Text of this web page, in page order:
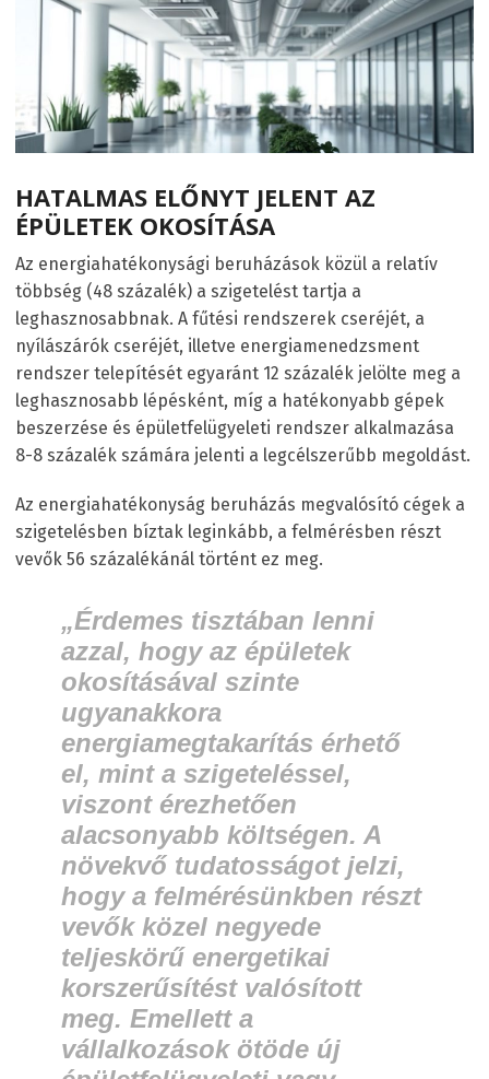
HATALMAS ELŐNYT JELENT AZ
ÉPÜLETEK OKOSÍTÁSA
Az energiahatékonysági beruházások közül a relatív
többség (48 százalék) a szigetelést tartja a
leghasznosabbnak. A fűtési rendszerek cseréjét, a
nyílászárók cseréjét, illetve energiamenedzsment
rendszer telepítését egyaránt 12 százalék jelölte meg a
leghasznosabb lépésként, míg a hatékonyabb gépek
beszerzése és épületfelügyeleti rendszer alkalmazása
8-8 százalék számára jelenti a legcélszerűbb megoldást.
Az energiahatékonyság beruházás megvalósító cégek a
szigetelésben bíztak leginkább, a felmérésben részt
vevők 56 százalékánál történt ez meg.
„Érdemes tisztában lenni
azzal, hogy az épületek
okosításával szinte
ugyanakkora
energiamegtakarítás érhető
el, mint a szigeteléssel,
viszont érezhetően
alacsonyabb költségen. A
növekvő tudatosságot jelzi,
hogy a felmérésünkben részt
vevők közel negyede
teljeskörű energetikai
korszerűsítést valósított
meg. Emellett a
vállalkozások ötöde új